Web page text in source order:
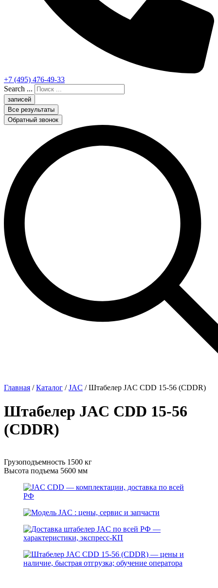
+7 (495) 476-49-33
Search ...
записей
Все результаты
Обратный звонок
Главная /Каталог /JAC /Штабелер JAC CDD 15-56 (CDDR)
Штабелер JAC CDD 15-56
(CDDR)
Грузоподъемность 1500 кг
Высота подъема 5600 мм